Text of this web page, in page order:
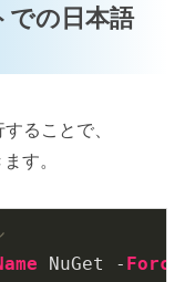
の日本語
ることで、
す。
NuGet - Force